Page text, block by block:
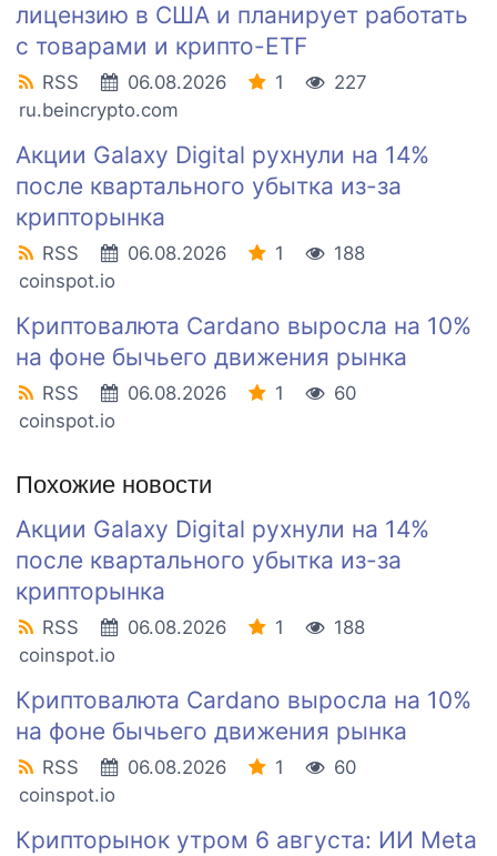
лицензию в США и планирует работать
с товарами и крипто-ETF
RSS 06.08.2026 1
227
ru.beincrypto.com
Акции Galaxy Digital рухнули на 14%
после квартального убытка из-за
крипторынка
RSS 06.08.2026 1
188
coinspot.io
Криптовалюта Cardano выросла на 10%
на фоне бычьего движения рынка
RSS 06.08.2026 1
60
coinspot.io
Похожие новости
Акции Galaxy Digital рухнули на 14%
после квартального убытка из-за
крипторынка
RSS 06.08.2026 1
188
coinspot.io
Криптовалюта Cardano выросла на 10%
на фоне бычьего движения рынка
RSS 06.08.2026 1
60
coinspot.io
Крипторынок утром 6 августа: ИИ Meta